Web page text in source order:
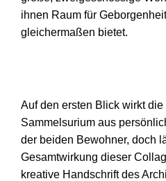
ihnen Raum für
gleichermaßen bietet.
Auf den ersten Blick wirkt
Sammelsurium aus
der beiden Bewohner, doch
Gesamtwirkung dieser
kreative Handschrift des